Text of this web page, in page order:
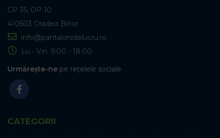
CP 35, OP 10
410503 Oradea Bihor
info@pantalonidelucru.ro
Lu - Vin: 9:00 - 18:00
Urmărește-ne pe rețelele sociale
CATEGORII